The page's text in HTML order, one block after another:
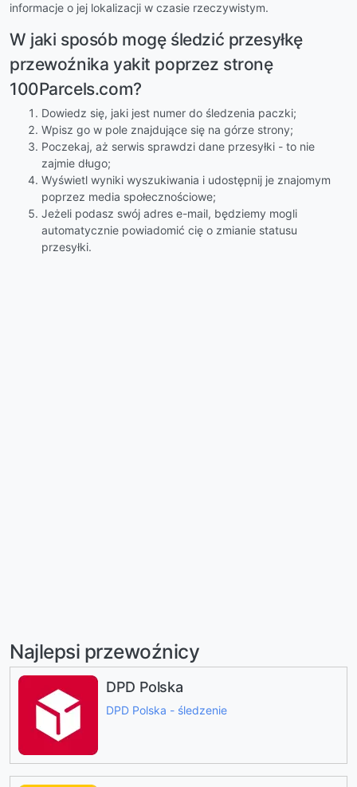
informacje o jej lokalizacji w czasie rzeczywistym.
W jaki sposób mogę śledzić przesyłkę
przewoźnika yakit poprzez stronę
100Parcels.com?
Dowiedz się, jaki jest numer do śledzenia paczki;
Wpisz go w pole znajdujące się na górze strony;
Poczekaj, aż serwis sprawdzi dane przesyłki - to nie
zajmie długo;
Wyświetl wyniki wyszukiwania i udostępnij je znajomym
poprzez media społecznościowe;
Jeżeli podasz swój adres e-mail, będziemy mogli
automatycznie powiadomić cię o zmianie statusu
przesyłki.
Najlepsi przewoźnicy
DPD Polska
DPD Polska - śledzenie